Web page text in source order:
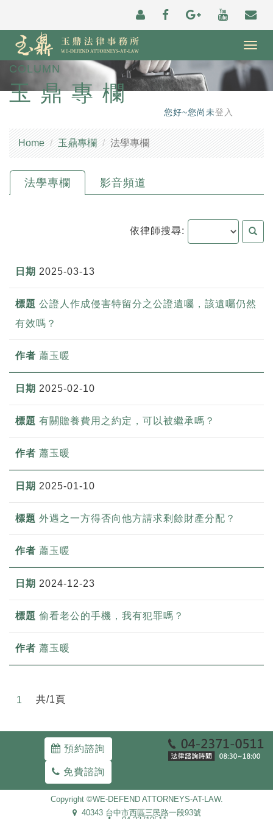
COLUMN
玉鼎專欄
您好~您尚未登入
Home 玉鼎專欄 法學專欄
法學專欄 影音頻道
依律師搜尋:
2025-03-13
公證人作成侵害特留分之公證遺囑，該遺囑仍然
有效嗎？
蕭玉暖
2025-02-10
有關贍養費用之約定，可以被繼承嗎？
蕭玉暖
2025-01-10
外遇之一方得否向他方請求剩餘財產分配？
蕭玉暖
2024-12-23
偷看老公的手機，我有犯罪嗎？
蕭玉暖
1 共/1頁
預約諮詢
免費諮詢
Copyright ©WE-DEFEND ATTORNEYS-AT-LAW.
40343 台中市西區三民路一段93號